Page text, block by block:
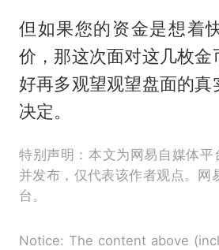
但如果您的资金是想着
价，那这次面对这几枚金
好再多观望观望盘面的真
决定。
特别声明：本文为网易自媒体平
并发布，仅代表该作者观点。网
台。
Notice: The content above